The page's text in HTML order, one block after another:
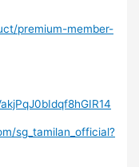
premium-member-
sg_tamilan_official?